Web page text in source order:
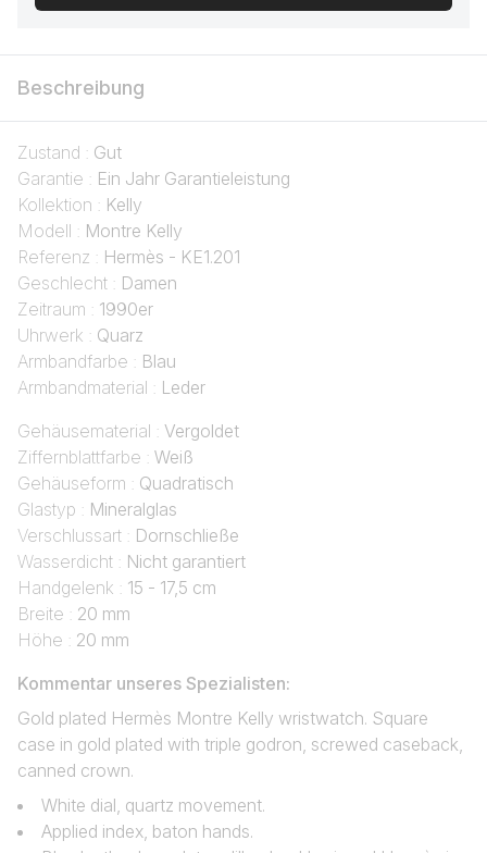
Beschreibung
Zustand : Gut
Garantie : Ein Jahr Garantieleistung
Kollektion : Kelly
Modell : Montre Kelly
Referenz : Hermès - KE1.201
Geschlecht : Damen
Zeitraum : 1990er
Uhrwerk : Quarz
Armbandfarbe : Blau
Armbandmaterial : Leder
Gehäusematerial : Vergoldet
Ziffernblattfarbe : Weiß
Gehäuseform : Quadratisch
Glastyp : Mineralglas
Verschlussart : Dornschließe
Wasserdicht : Nicht garantiert
Handgelenk : 15 - 17,5 cm
Breite : 20 mm
Höhe : 20 mm
Kommentar unseres Spezialisten:
Gold plated Hermès Montre Kelly wristwatch. Square
case in gold plated with triple godron, screwed caseback,
canned crown.
White dial, quartz movement.
Applied index, baton hands.